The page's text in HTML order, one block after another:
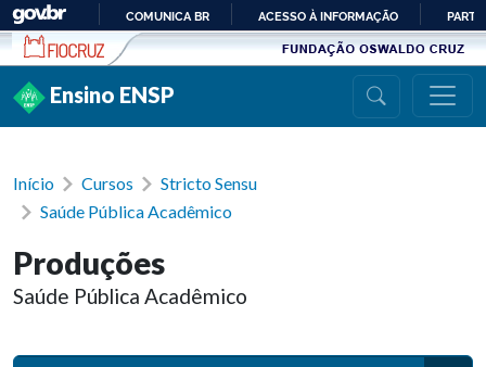
Ir para conteúdo
PARA
COMUNICA BR ACESSO À INFORMAÇÃO
Ensino ENSP
Início Cursos
Stricto Sensu
Saúde Pública Acadêmico
Produções
Saúde Pública Acadêmico